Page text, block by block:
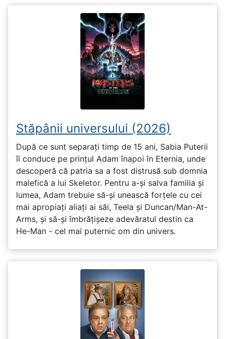
Stăpânii universului (2026)
După ce sunt separați timp de 15 ani, Sabia Puterii
îl conduce pe prințul Adam înapoi în Eternia, unde
descoperă că patria sa a fost distrusă sub domnia
malefică a lui Skeletor. Pentru a-și salva familia și
lumea, Adam trebuie să-și unească forțele cu cei
mai apropiați aliați ai săi, Teela și Duncan/Man-At-
Arms, și să-și îmbrățișeze adevăratul destin ca
He-Man - cel mai puternic om din univers.